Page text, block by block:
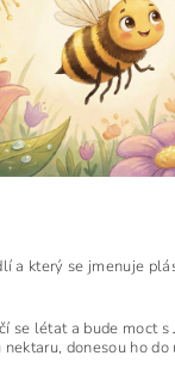
a který se jmenuje
se létat a bude moct
donesou ho